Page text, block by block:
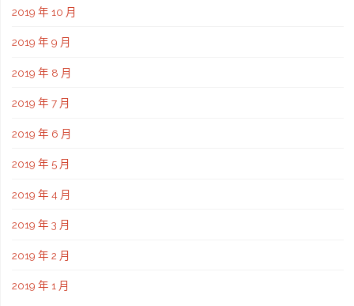
2019 年 10 月
2019 年 9 月
2019 年 8 月
2019 年 7 月
2019 年 6 月
2019 年 5 月
2019 年 4 月
2019 年 3 月
2019 年 2 月
2019 年 1 月